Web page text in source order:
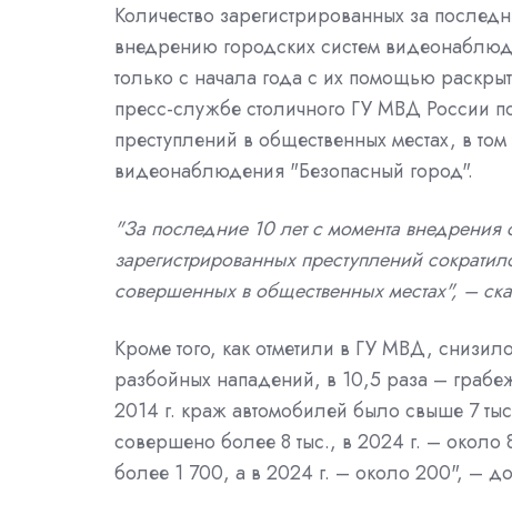
Количество зарегистрированных за
внедрению городских систем
только с начала года с их помощью
пресс-службе столичного ГУ МВД России
преступлений в общественных местах, в
видеонаблюдения "Безопасный город".
"За последние 10 лет с момента
зарегистрированных преступлений
совершенных в общественных местах", –
Кроме того, как отметили в ГУ МВД,
разбойных нападений, в 10,5 раза –
2014 г. краж автомобилей было свыше 7
совершено более 8 тыс., в 2024 г. – около
более 1 700, а в 2024 г. – около 200", –